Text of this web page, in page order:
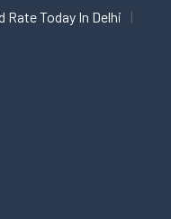
Rate Today In Delhi